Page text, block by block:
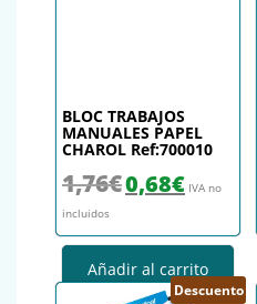
BLOC TRABAJOS
MANUALES PAPEL
CHAROL Ref:700010
1,76€ El precio original era:
0,68€El precio
IVA no
incluidos
Añadir al carrito
Descuento